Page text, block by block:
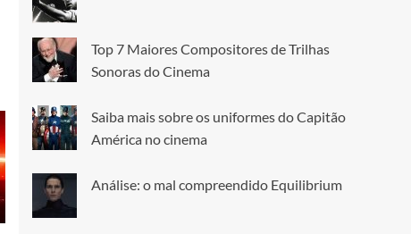
Top 7 Maiores Compositores de Trilhas
Sonoras do Cinema
Saiba mais sobre os uniformes do Capitão
América no cinema
Análise: o mal compreendido Equilibrium